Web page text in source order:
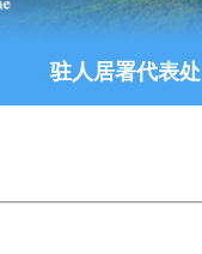
驻人居署代表处